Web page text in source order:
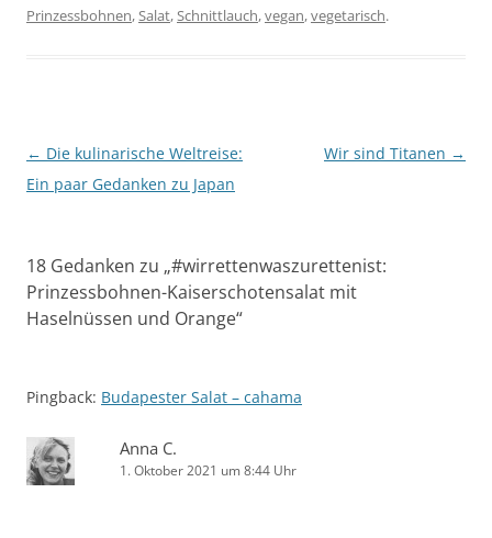
Prinzessbohnen,Salat,Schnittlauch,vegan,vegetarisch.
Beitragsnavigation
← Die kulinarische Weltreise:
Ein paar Gedanken zu Japan
Wir sind Titanen →
18 Gedanken zu „#wirrettenwaszurettenist:
Prinzessbohnen-Kaiserschotensalat mit
Haselnüssen und Orange“
Pingback: Budapester Salat – cahama
Anna C.
1. Oktober 2021 um 8:44 Uhr